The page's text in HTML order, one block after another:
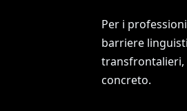
Per i
barriere
transfrontalieri,
concreto.